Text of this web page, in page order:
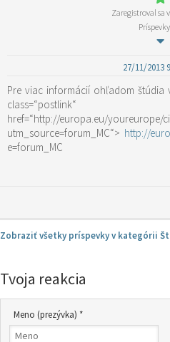
Zaregistroval sa
27/11/2013
Pre viac informácií ohľadom štúdia
class=“postlink“
href=“http://europa.eu/youreurope/
utm_source=forum_MC“> http://
e=forum_MC
Zobraziť všetky príspevky v kategórii
Tvoja reakcia
Meno (prezývka) *